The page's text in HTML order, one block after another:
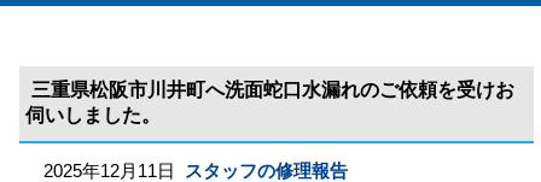
三重県松阪市川井町へ洗面蛇口水漏れのご依頼を受けお
伺いしました。
2025年12月11日 スタッフの修理報告